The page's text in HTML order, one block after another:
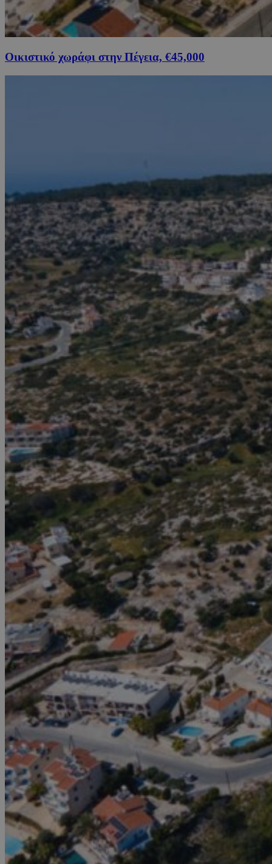
Οικιστικό χωράφι στην Πέγεια, €45,000